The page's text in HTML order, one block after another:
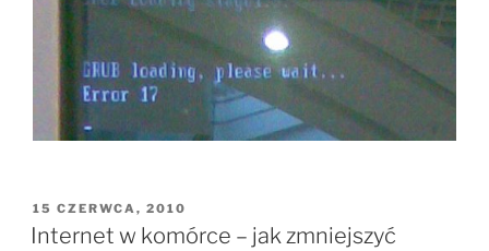
OPUBLIKOWANE
W
15 CZERWCA, 2010
Internet w komórce – jak zmniejszyć